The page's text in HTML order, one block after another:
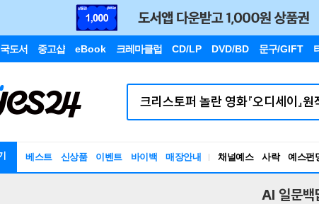
도서 중고샵 eBook 크레마클럽 CD/LP DVD/BD 문구/GIFT
베스트 신상품 이벤트 바이백 매장안내 채널예스 사락 예스펀
AI 일문백